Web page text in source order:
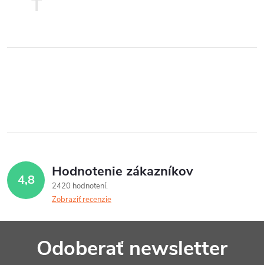
T
4,8 Hodnotenie zákazníkov
2420 hodnotení
Zobraziť recenzie
Odoberať newsletter